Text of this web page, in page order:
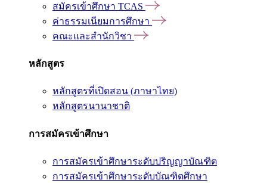
สมัครเข้าศึกษา TCAS
ค่าธรรมเนียมการศึกษา
คณะและสำนักวิชา
หลักสูตร
หลักสูตรที่เปิดสอน (ภาษาไทย)
หลักสูตรนานาชาติ
การสมัครเข้าศึกษา
การสมัครเข้าศึกษาระดับปริญญาบัณฑิต
การสมัครเข้าศึกษาระดับบัณฑิตศึกษา